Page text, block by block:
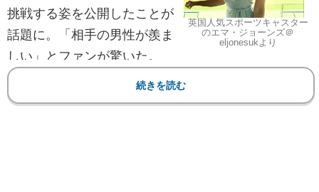
英国人気スポーツキャスター
のエマ・ジョーンズ＠
eljonesukより
挑戦する姿を公開したことが
話題に。「相手の男性が羨ま
しい」とファンが驚いた。
【フォト】豊満ボディの彼女が“寝技”初挑戦！胸元が
続きを読む